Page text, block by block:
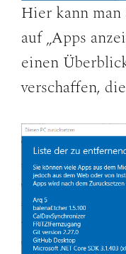
Hier kann
auf „Apps
einen
verschaffen,